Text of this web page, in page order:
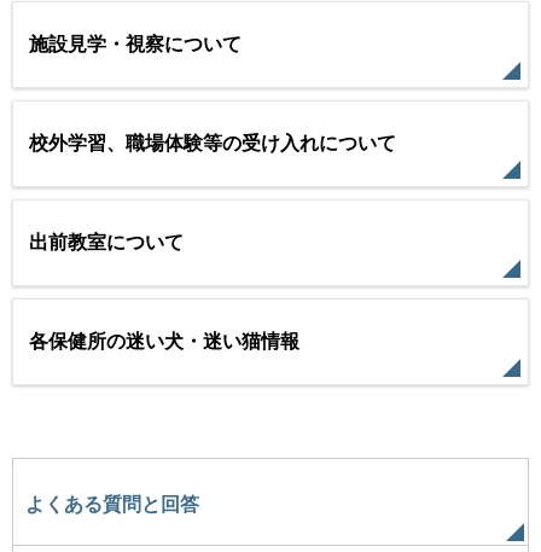
施設見学・視察について
校外学習、職場体験等の受け入れについて
出前教室について
各保健所の迷い犬・迷い猫情報
よくある質問と回答